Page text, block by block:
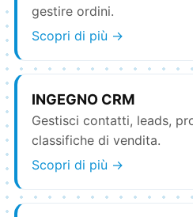
gestire ordini.
Scopri di più →
INGEGNO CRM
Gestisci contatti, leads,
classifiche di vendita.
Scopri di più →